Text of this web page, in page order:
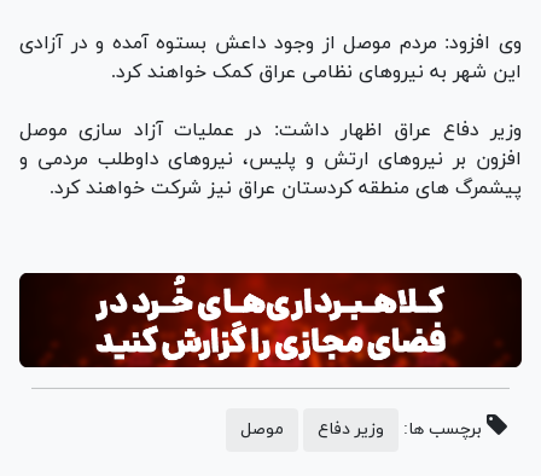
وی افزود: مردم موصل از وجود داعش بستوه آمده و در آزادی
این شهر به نیروهای نظامی عراق کمک خواهند کرد.
وزیر دفاع عراق اظهار داشت: در عملیات آزاد سازی موصل
افزون بر نیروهای ارتش و پلیس، نیروهای داوطلب مردمی و
پیشمرگ های منطقه کردستان عراق نیز شرکت خواهند کرد.
برچسب ها: وزیر دفاع موصل